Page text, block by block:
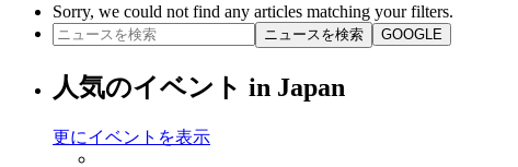
Sorry, we could not find any articles matching your filters.
ニュースを検索 GOOGLE
人気のイベント in Japan
更にイベントを表示